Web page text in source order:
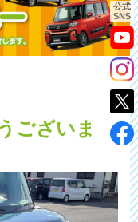
公式
SNS
ございま